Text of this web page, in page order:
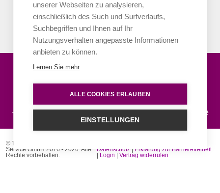
Kündigungsfrist
Bis wann kann ich die Versicherung kündigen?
Wir helfen Ihnen gerne weiter
+49 (0)69 60 50 8 -39 info@tas-reiseversicherung.de
© TAS Touristik Assekuranz-
Service GmbH 2016 - 2026. Alle
Rechte vorbehalten.
Datenschutz | Erklärung zur Barrierefreiheit
Login |Vertrag widerrufen
unserer Webseiten zu analysieren,
einschließlich des Such und Surfverlaufs,
Suchbegriffen und Ihnen auf Ihr
Nutzungsverhalten angepasste Informationen
anbieten zu können.
Lernen Sie mehr
ALLE COOKIES ERLAUBEN
EINSTELLUNGEN